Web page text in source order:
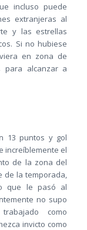
incluso puede
extranjeras al
y las estrellas
Si no hubiese
en zona de
para alcanzar a
13 puntos y gol
increíblemente el
de la zona del
de la temporada,
que le pasó al
no supo
como
invicto como